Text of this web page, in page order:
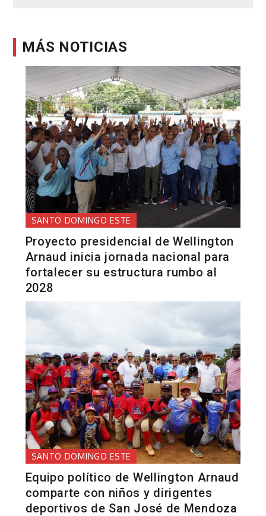
MÁS NOTICIAS
SANTO DOMINGO ESTE
Proyecto presidencial de Wellington
Arnaud inicia jornada nacional para
fortalecer su estructura rumbo al
2028
SANTO DOMINGO ESTE
Equipo político de Wellington Arnaud
comparte con niños y dirigentes
deportivos de San José de Mendoza